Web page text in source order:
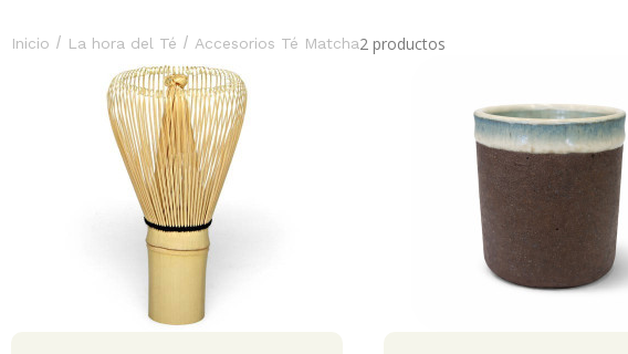
Inicio / La hora del Té / Accesorios Té Matcha2 productos